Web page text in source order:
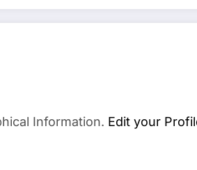
Information. Edit your